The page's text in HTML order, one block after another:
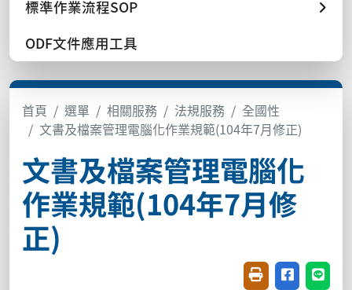
標準作業流程SOP
ODF文件應用工具
首頁 選單 相關服務 法規服務
全國性
文書及檔案管理電腦化作業規範(104年7月修正)
文書及檔案管理電腦化
作業規範(104年7月修
正)
友善列印(開新視
分享至臉書
分享